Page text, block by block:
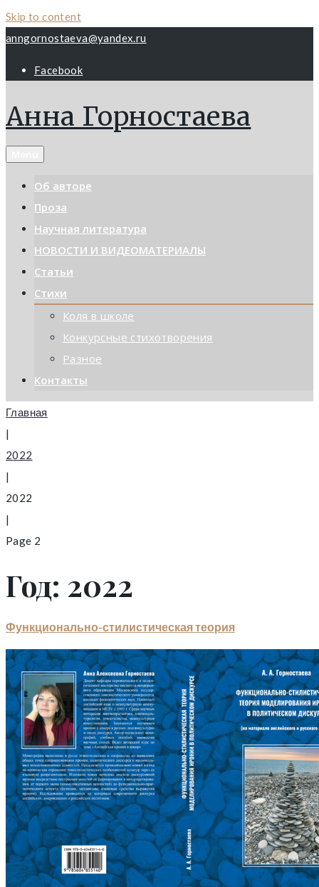
Skip to content
anngornostaeva@yandex.ru
Facebook
Анна Горностаева
Об авторе
Проза
Научная литература
НОВОСТИ И ВИДЕОМАТЕРИАЛЫ
Статьи
Стихи
Коля в школе
Конкурсные стихотворения
Разное
Контакты
Главная
|
2022
|
2022
|
Page 2
Год: 2022
Функционально-стилистическая теория